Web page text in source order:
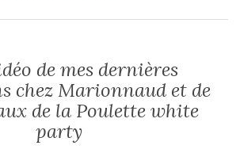
de mes dernières
chez Marionnaud et de
de la Poulette white
party